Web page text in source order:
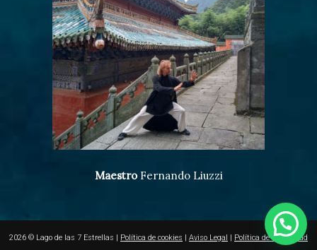
Maestro Fernando Liuzzi
2026 © Lago de las 7 Estrellas | Política de cookies | Aviso Legal | Política de Privacidad